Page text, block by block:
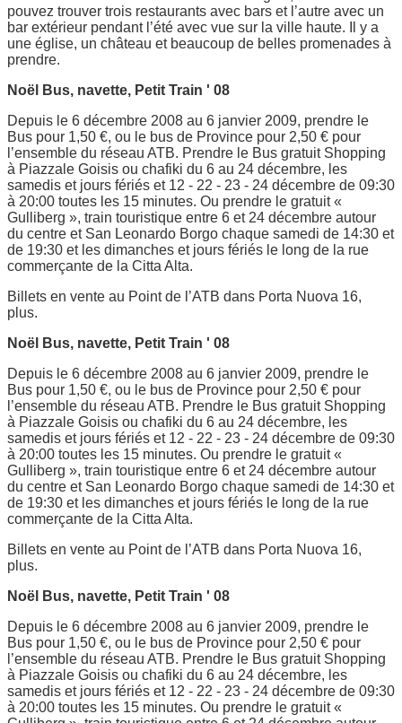
pouvez trouver trois restaurants avec bars et l’autre avec un
bar extérieur pendant l’été avec vue sur la ville haute. Il y a
une église, un château et beaucoup de belles promenades à
prendre.
Noël Bus, navette, Petit Train ' 08
Depuis le 6 décembre 2008 au 6 janvier 2009, prendre le
Bus pour 1,50 €, ou le bus de Province pour 2,50 € pour
l’ensemble du réseau ATB. Prendre le Bus gratuit Shopping
à Piazzale Goisis ou chafiki du 6 au 24 décembre, les
samedis et jours fériés et 12 - 22 - 23 - 24 décembre de 09:30
à 20:00 toutes les 15 minutes. Ou prendre le gratuit «
Gulliberg », train touristique entre 6 et 24 décembre autour
du centre et San Leonardo Borgo chaque samedi de 14:30 et
de 19:30 et les dimanches et jours fériés le long de la rue
commerçante de la Citta Alta.
Billets en vente au Point de l’ATB dans Porta Nuova 16,
plus.
Noël Bus, navette, Petit Train ' 08
Depuis le 6 décembre 2008 au 6 janvier 2009, prendre le
Bus pour 1,50 €, ou le bus de Province pour 2,50 € pour
l’ensemble du réseau ATB. Prendre le Bus gratuit Shopping
à Piazzale Goisis ou chafiki du 6 au 24 décembre, les
samedis et jours fériés et 12 - 22 - 23 - 24 décembre de 09:30
à 20:00 toutes les 15 minutes. Ou prendre le gratuit «
Gulliberg », train touristique entre 6 et 24 décembre autour
du centre et San Leonardo Borgo chaque samedi de 14:30 et
de 19:30 et les dimanches et jours fériés le long de la rue
commerçante de la Citta Alta.
Billets en vente au Point de l’ATB dans Porta Nuova 16,
plus.
Noël Bus, navette, Petit Train ' 08
Depuis le 6 décembre 2008 au 6 janvier 2009, prendre le
Bus pour 1,50 €, ou le bus de Province pour 2,50 € pour
l’ensemble du réseau ATB. Prendre le Bus gratuit Shopping
à Piazzale Goisis ou chafiki du 6 au 24 décembre, les
samedis et jours fériés et 12 - 22 - 23 - 24 décembre de 09:30
à 20:00 toutes les 15 minutes. Ou prendre le gratuit «